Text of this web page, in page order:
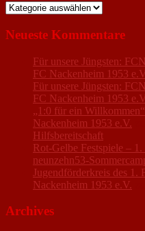
Kategorien
Neueste Kommentare
Für unsere Jüngsten:
FC Nackenheim 1953
Für unsere Jüngsten:
FC Nackenheim 1953
„1:0 für ein
Nackenheim 1953 e.V.
Hilfsbereitschaft
Rot-Gelbe Festspiele –
neunzehn53-
Jugendförderkreis des 1.
Nackenheim 1953 e.V.
Archives